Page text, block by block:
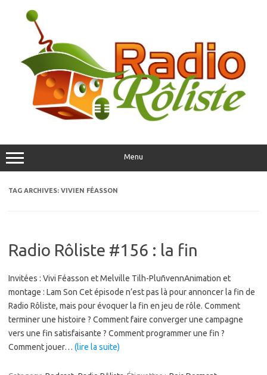
content
Menu
TAG ARCHIVES: VIVIEN FÉASSON
Radio Rôliste #156 : la fin
Invitées : Vivi Féasson et Melville Tilh-PluñvennAnimation et
montage : Lam Son Cet épisode n’est pas là pour annoncer la fin de
Radio Rôliste, mais pour évoquer la fin en jeu de rôle. Comment
terminer une histoire ? Comment faire converger une campagne
vers une fin satisfaisante ? Comment programmer une fin ?
Comment jouer… (lire la suite)